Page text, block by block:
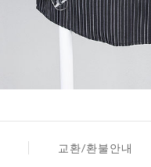
교환/환불안내